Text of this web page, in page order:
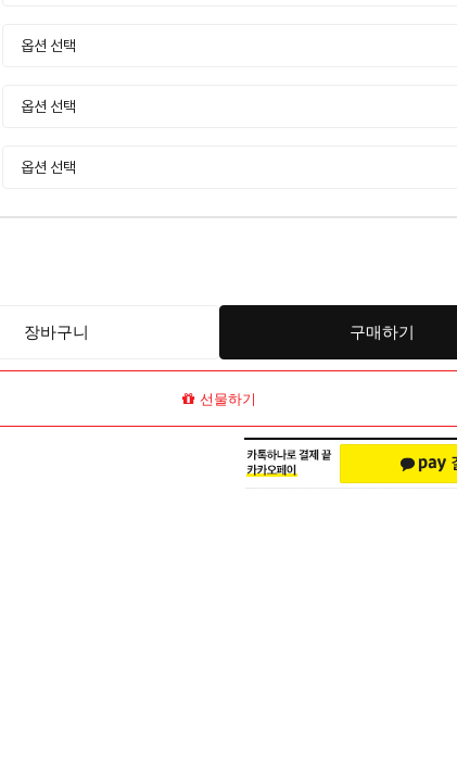
장바구니 구매하기
선물하기